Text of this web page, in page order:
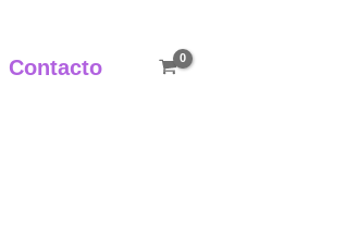
Contacto